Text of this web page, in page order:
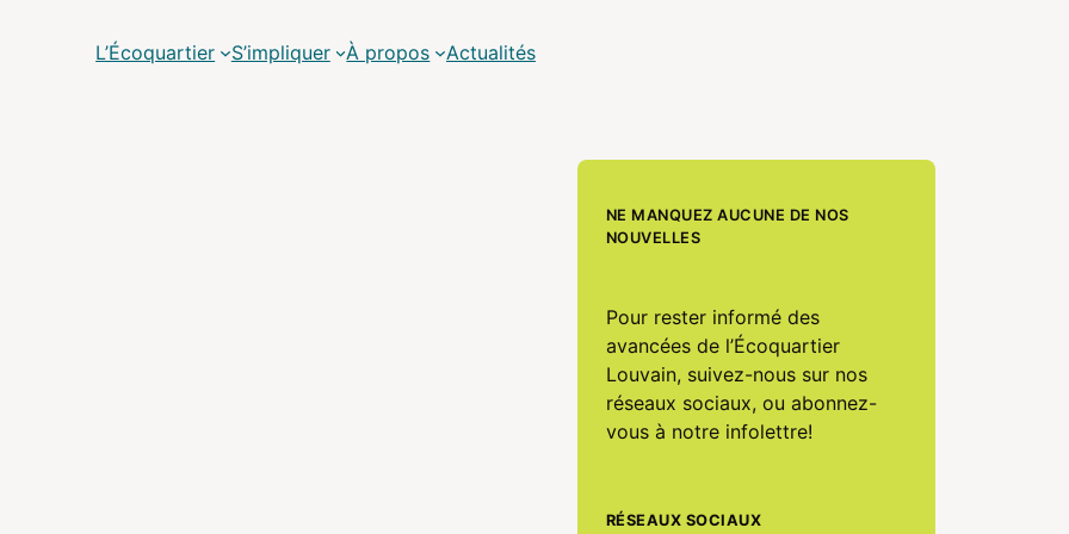
L’Écoquartier S’impliquer À propos Actualités
NE MANQUEZ AUCUNE DE NOS
NOUVELLES
Pour rester informé des
avancées de l’Écoquartier
Louvain, suivez-nous sur nos
réseaux sociaux, ou abonnez-
vous à notre infolettre!
RÉSEAUX SOCIAUX